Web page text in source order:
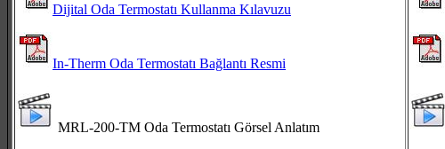
Dijital Oda Termostatı Kullanma Kılavuzu
In-Therm Oda Termostatı Bağlantı Resmi
MRL-200-TM Oda Termostatı Görsel Anlatım